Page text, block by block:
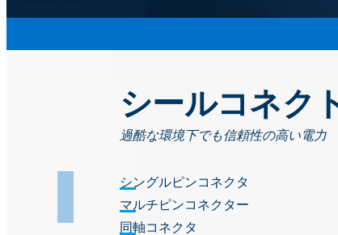
シールコネク
過酷な環境下でも信頼性の高い電力
シングルピンコネクタ
マルチピンコネクター
同軸コネクタ